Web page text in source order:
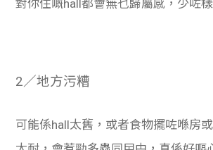
對你住嘅hall都會無乜歸屬感，少咗樣
2／地方污糟
可能係hall太舊，或者食物擺咗喺房